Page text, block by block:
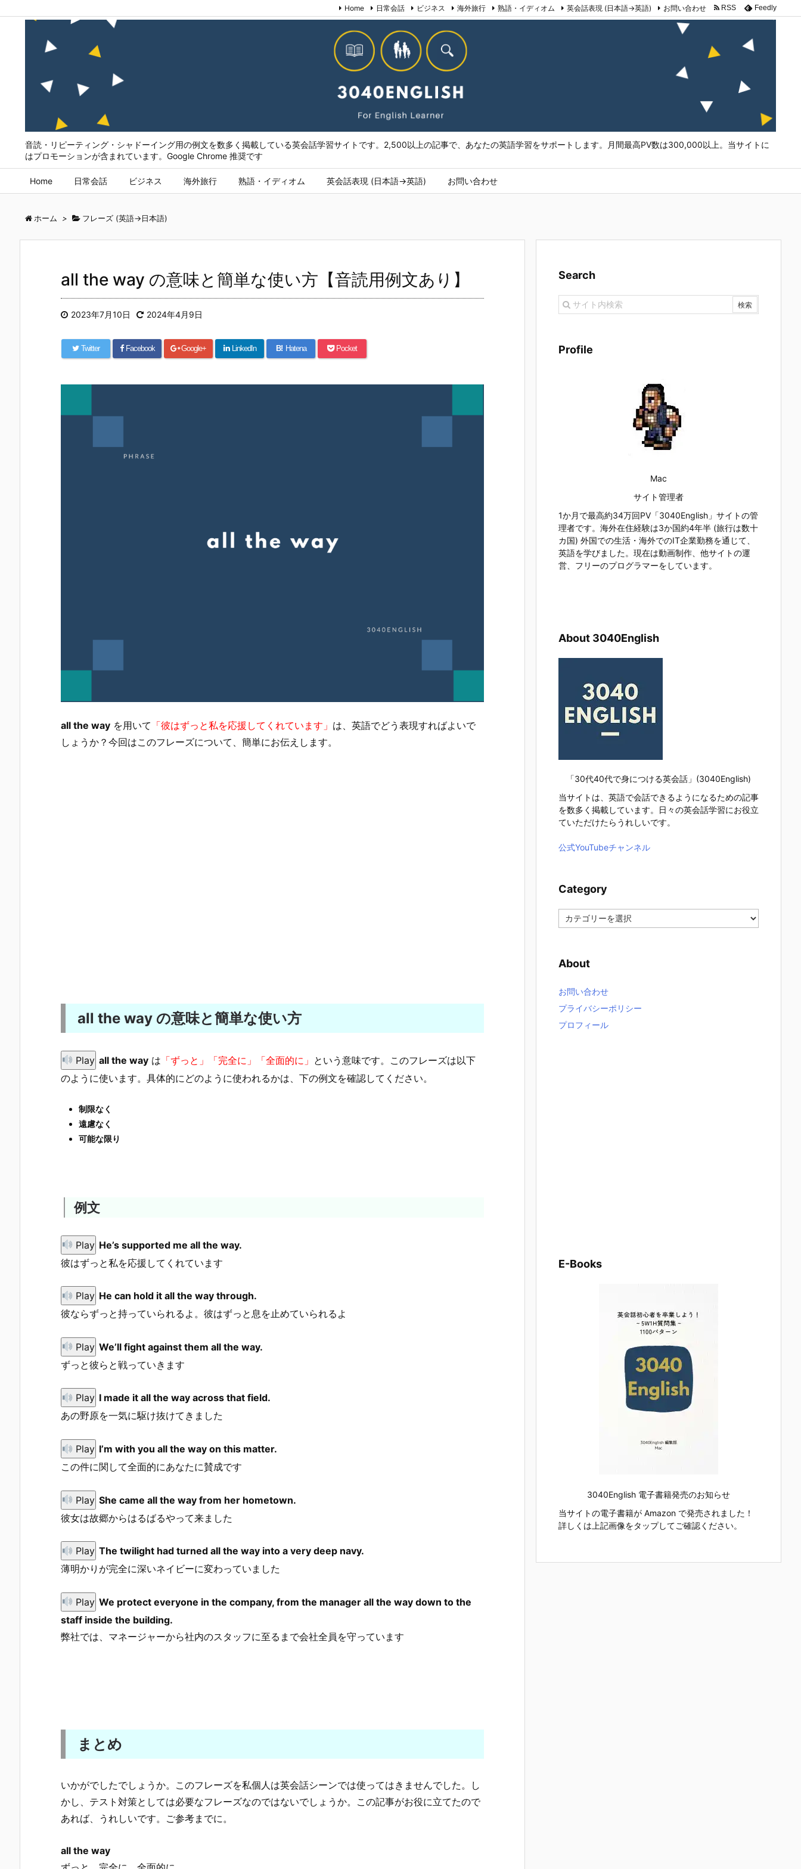
音読・リピーティング・シャドーイング用の例文を数多く掲載している英会話学習サイトです。2,500以上の記事で、あなたの英語学習をサポートします。月間最高PV数は300,000以上。当サイトに
はプロモーションが含まれています。Google Chrome 推奨です
Home 日常会話 ビジネス 海外旅行 熟語・イディオム 英会話表現 (日本語→英語) お問い合わせ
Home 日常会話 ビジネス 海外旅行 熟語・イディオム 英会話表現 (日本語→英語) お問い合わせ RSS Feedly
ホーム > フレーズ (英語→日本語)
all the way の意味と簡単な使い方【音読用例文あり】
2023年7月10日 2024年4月9日
Twitter Facebook Google+ LinkedIn B! Hatena Pocket
all the way を用いて 「彼はずっと私を応援してくれています」 は、英語でどう表現すればよいで
しょうか？今回はこのフレーズについて、簡単にお伝えします。
all the way の意味と簡単な使い方
Play all the way は 「ずっと」「完全に」「全面的に」 という意味です。このフレーズは以下
のように使います。具体的にどのように使われるかは、下の例文を確認してください。
制限なく
遠慮なく
可能な限り
例文
Play He’s supported me all the way.
彼はずっと私を応援してくれています
Play He can hold it all the way through.
彼ならずっと持っていられるよ。彼はずっと息を止めていられるよ
Play We’ll fight against them all the way.
ずっと彼らと戦っていきます
Play I made it all the way across that field.
あの野原を一気に駆け抜けてきました
Play I’m with you all the way on this matter.
この件に関して全面的にあなたに賛成です
Play She came all the way from her hometown.
彼女は故郷からはるばるやって来ました
Play The twilight had turned all the way into a very deep navy.
薄明かりが完全に深いネイビーに変わっていました
Play We protect everyone in the company, from the manager all the way down to the
staff inside the building.
弊社では、マネージャーから社内のスタッフに至るまで会社全員を守っています
まとめ
いかがでしたでしょうか。このフレーズを私個人は英会話シーンでは使ってはきませんでした。し
かし、テスト対策としては必要なフレーズなのではないでしょうか。この記事がお役に立てたので
あれば、うれしいです。ご参考までに。
all the way
Search
Profile
Mac
サイト管理者
1か月で最高約34万回PV「3040English」サイトの管
理者です。海外在住経験は3か国約4年半 (旅行は数十
カ国) 外国での生活・海外でのIT企業勤務を通じて、
英語を学びました。現在は動画制作、他サイトの運
営、フリーのプログラマーをしています。
About 3040English
「30代40代で身につける英会話」(3040English)
当サイトは、英語で会話できるようになるための記事
を数多く掲載しています。日々の英会話学習にお役立
ていただけたらうれしいです。
公式YouTubeチャンネル
Category
a
g
r
About
お問い合わせ
プライバシーポリシー
プロフィール
E-Books
3040English 電子書籍発売のお知らせ
当サイトの電子書籍が Amazon で発売されました！
詳しくは上記画像をタップしてご確認ください。